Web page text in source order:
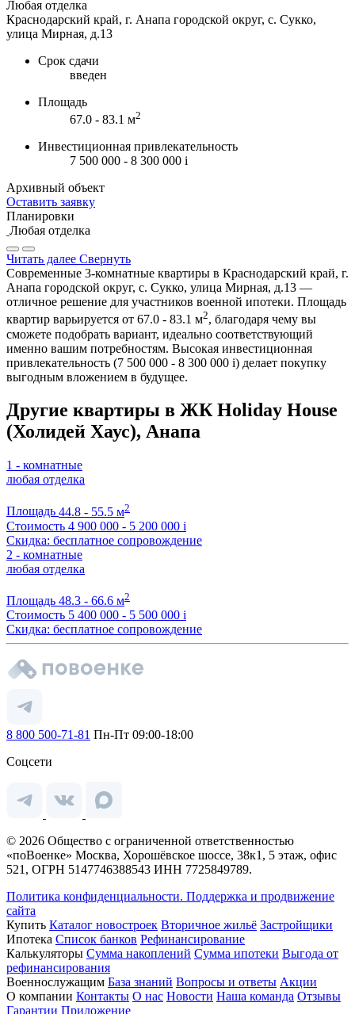
Любая отделка
Краснодарский край, г. Анапа городской округ, с. Сукко,
улица Мирная, д.13
Срок сдачи
введен
Площадь
67.0 - 83.1 м2
Инвестиционная привлекательность
7 500 000 - 8 300 000 i
Архивный объект
Оставить заявку
Планировки
Любая отделка
Читать далее Свернуть
Современные 3-комнатные квартиры в Краснодарский край, г.
Анапа городской округ, с. Сукко, улица Мирная, д.13 —
отличное решение для участников военной ипотеки. Площадь
квартир варьируется от 67.0 - 83.1 м2, благодаря чему вы
сможете подобрать вариант, идеально соответствующий
именно вашим потребностям. Высокая инвестиционная
привлекательность (7 500 000 - 8 300 000 i) делает покупку
выгодным вложением в будущее.
Другие квартиры в ЖК Holiday House
(Холидей Хаус), Анапа
1 - комнатные
любая отделка
Площадь 44.8 - 55.5 м2
Стоимость 4 900 000 - 5 200 000 i
Скидка: бесплатное сопровождение
2 - комнатные
любая отделка
Площадь 48.3 - 66.6 м2
Стоимость 5 400 000 - 5 500 000 i
Скидка: бесплатное сопровождение
8 800 500-71-81 Пн-Пт 09:00-18:00
Соцсети
© 2026 Общество с ограниченной ответственностью
«поВоенке» Москва, Хорошёвское шоссе, 38к1, 5 этаж, офис
521, ОГРН 5147746388543 ИНН 7725849789.
Политика конфиденциальности. Поддержка и продвижение
сайта
Купить Каталог новостроек Вторичное жильё Застройщики
Ипотека Список банков Рефинансирование
Калькуляторы Сумма накоплений Сумма ипотеки Выгода от
рефинансирования
Военнослужащим База знаний Вопросы и ответы Акции
О компании Контакты О нас Новости Наша команда Отзывы
Гарантии Приложение